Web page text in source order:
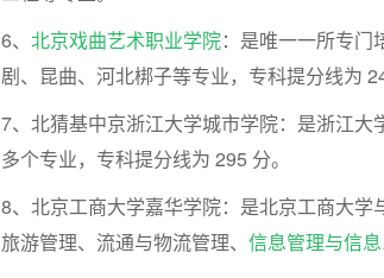
6、 北京戏曲艺术职业学院：是唯一一所专门
剧、昆曲、河北梆子等专业，专科提分线为
7、北猜基中京浙江大学城市学院：是浙江
多个专业，专科提分线为 295 分。
8、北京工商大学嘉华学院：是北京工商大
旅游管理、流通与物流管理、 信息管理与信